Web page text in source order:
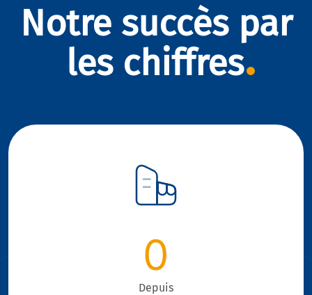
Notre succès par
les chiffres
0
Depuis